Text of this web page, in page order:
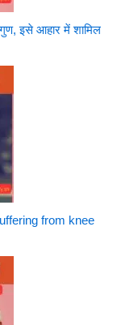
इसे आहार में शामिल
from knee